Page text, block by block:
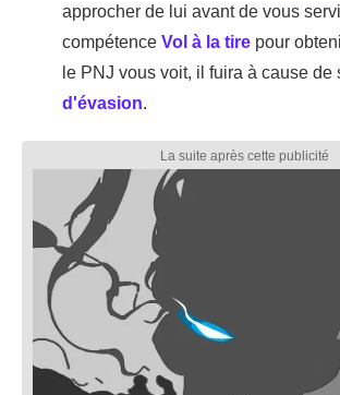
approcher de lui avant de vous
compétence Vol à la tire pour
le PNJ vous voit, il fuira à cause de
d'évasion.